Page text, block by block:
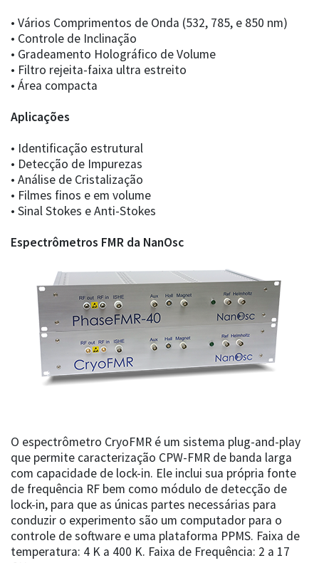
• Vários Comprimentos de Onda (532, 785, e 850 nm)
• Controle de Inclinação
• Gradeamento Holográfico de Volume
• Filtro rejeita-faixa ultra estreito
• Área compacta
Aplicações
• Identificação estrutural
• Detecção de Impurezas
• Análise de Cristalização
• Filmes finos e em volume
• Sinal Stokes e Anti-Stokes
Espectrômetros FMR da NanOsc
O espectrômetro CryoFMR é um sistema plug-and-play
que permite caracterização CPW-FMR de banda larga
com capacidade de lock-in. Ele inclui sua própria fonte
de frequência RF bem como módulo de detecção de
lock-in, para que as únicas partes necessárias para
conduzir o experimento são um computador para o
controle de software e uma plataforma PPMS. Faixa de
temperatura: 4 K a 400 K. Faixa de Frequência: 2 a 17